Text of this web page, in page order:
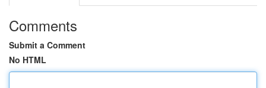
Comments
Submit a Comment
No HTML